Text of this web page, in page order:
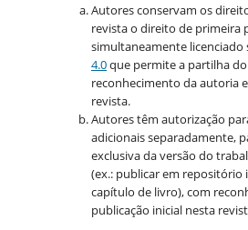
Autores conservam os
revista o direito de primeira
simultaneamente licenciado
4.0que permite a partilha
reconhecimento da autoria
revista.
Autores têm autorização
adicionais separadamente,
exclusiva da versão do
(ex.: publicar em
capítulo de livro), com
publicação inicial nesta